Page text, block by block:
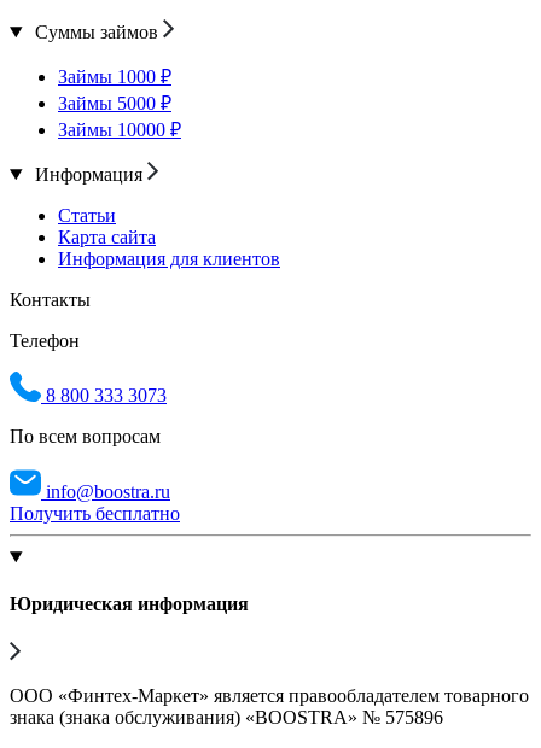
Суммы займов
Займы 1000 ₽
Займы 5000 ₽
Займы 10000 ₽
Информация
Статьи
Карта сайта
Информация для клиентов
Контакты
Телефон
8 800 333 3073
По всем вопросам
info@boostra.ru
Получить бесплатно
Юридическая информация
ООО «Финтех-Маркет» является правообладателем товарного
знака (знака обслуживания) «BOOSTRA» № 575896